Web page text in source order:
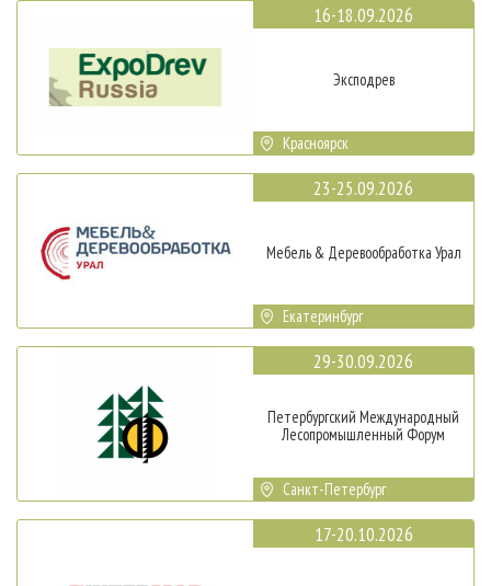
16-18.09.2026
Эксподрев
Красноярск
23-25.09.2026
Мебель & Деревообработка Урал
Екатеринбург
29-30.09.2026
Петербургский Международный
Лесопромышленный Форум
Санкт-Петербург
17-20.10.2026